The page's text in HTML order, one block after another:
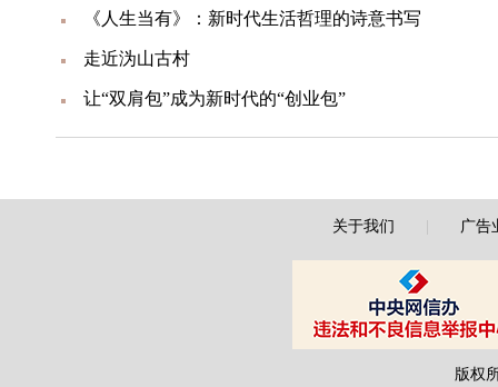
《人生当有》：新时代生活哲理的诗意书写
走近沩山古村
让“双肩包”成为新时代的“创业包”
关于我们 广告
版权